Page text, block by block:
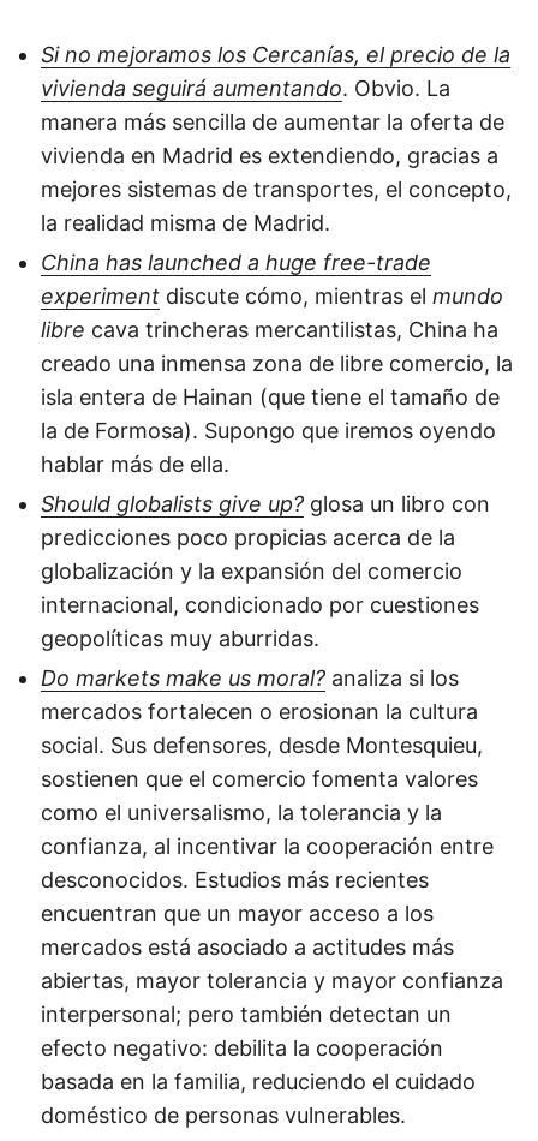
Si no mejoramos los Cercanías, el precio de la
vivienda seguirá aumentando. Obvio. La
manera más sencilla de aumentar la oferta de
vivienda en Madrid es extendiendo, gracias a
mejores sistemas de transportes, el concepto,
la realidad misma de Madrid.
China has launched a huge free-trade
experiment discute cómo, mientras el mundo
libre cava trincheras mercantilistas, China ha
creado una inmensa zona de libre comercio, la
isla entera de Hainan (que tiene el tamaño de
la de Formosa). Supongo que iremos oyendo
hablar más de ella.
Should globalists give up? glosa un libro con
predicciones poco propicias acerca de la
globalización y la expansión del comercio
internacional, condicionado por cuestiones
geopolíticas muy aburridas.
Do markets make us moral? analiza si los
mercados fortalecen o erosionan la cultura
social. Sus defensores, desde Montesquieu,
sostienen que el comercio fomenta valores
como el universalismo, la tolerancia y la
confianza, al incentivar la cooperación entre
desconocidos. Estudios más recientes
encuentran que un mayor acceso a los
mercados está asociado a actitudes más
abiertas, mayor tolerancia y mayor confianza
interpersonal; pero también detectan un
efecto negativo: debilita la cooperación
basada en la familia, reduciendo el cuidado
doméstico de personas vulnerables.